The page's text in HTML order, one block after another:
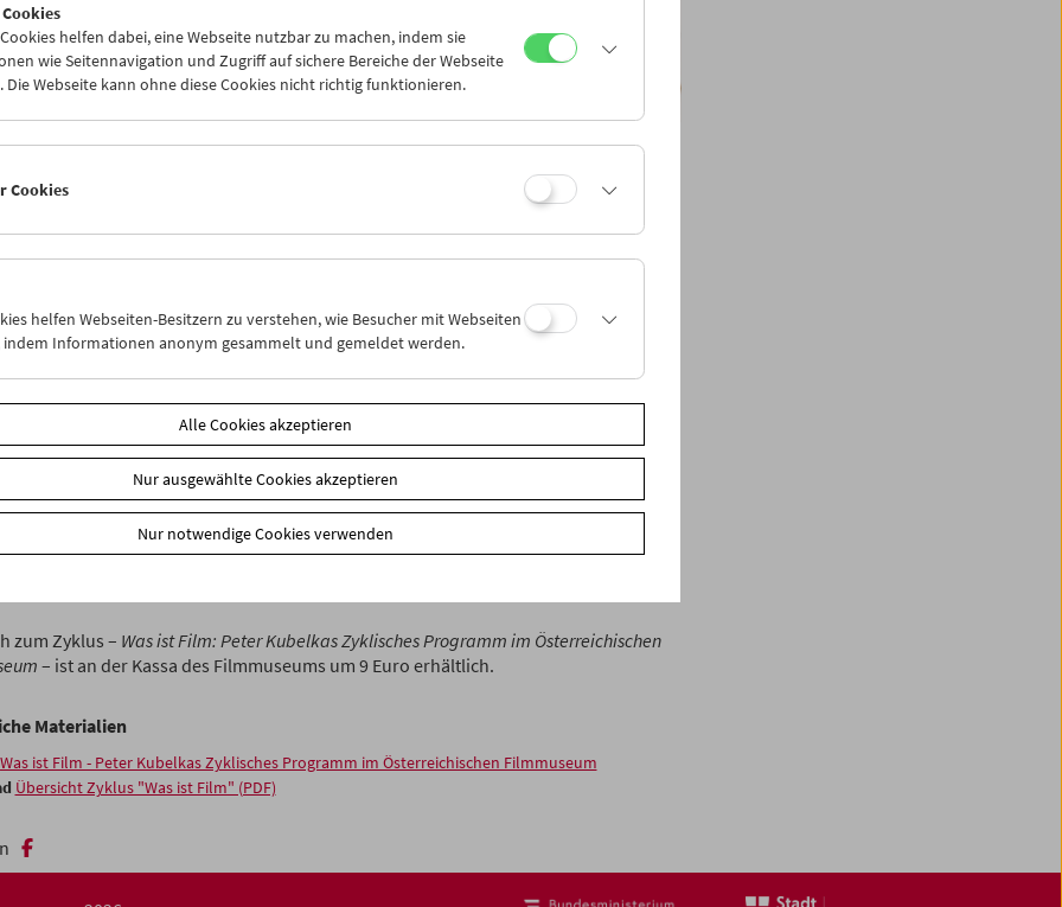
49-54
von Stan Brakhage, Peter Hutton, Joris Ivens & Mannus Franken, George
Leacock, Len Lye, Gregory J. Markopoulos, Jonas Mekas, Hans Richter,
Karl Valentin
ProgrammWas ist Filmdefiniert durchBeispieleden Film als eigenständige
als Werkzeug, welches neue Denkweisen vermittelt. Es wird damit jungen
und allen, die sich ernsthaft mit dem Medium Film auseinandersetzen, in
ein grundlegenderÜberblickgeboten. (Peter Kubelka)
zum Zyklus – Was ist Film: Peter Kubelkas Zyklisches Programm im Österreichischen
– ist an der Kassa des Filmmuseums um 9 Euro erhältlich.
Materialien
Was ist Film - Peter Kubelkas Zyklisches Programm im Österreichischen Filmmuseum
Übersicht Zyklus "Was ist Film" (PDF)
helfen dabei, eine Webseite nutzbar zu machen, indem sie
wie Seitennavigation und Zugriff auf sichere Bereiche der Webseite
Die Webseite kann ohne diese Cookies nicht richtig funktionieren.
Cookies
helfen Webseiten-Besitzern zu verstehen, wie Besucher mit Webseiten
indem Informationen anonym gesammelt und gemeldet werden.
Alle Cookies akzeptieren
Nur ausgewählte Cookies akzeptieren
Nur notwendige Cookies verwenden